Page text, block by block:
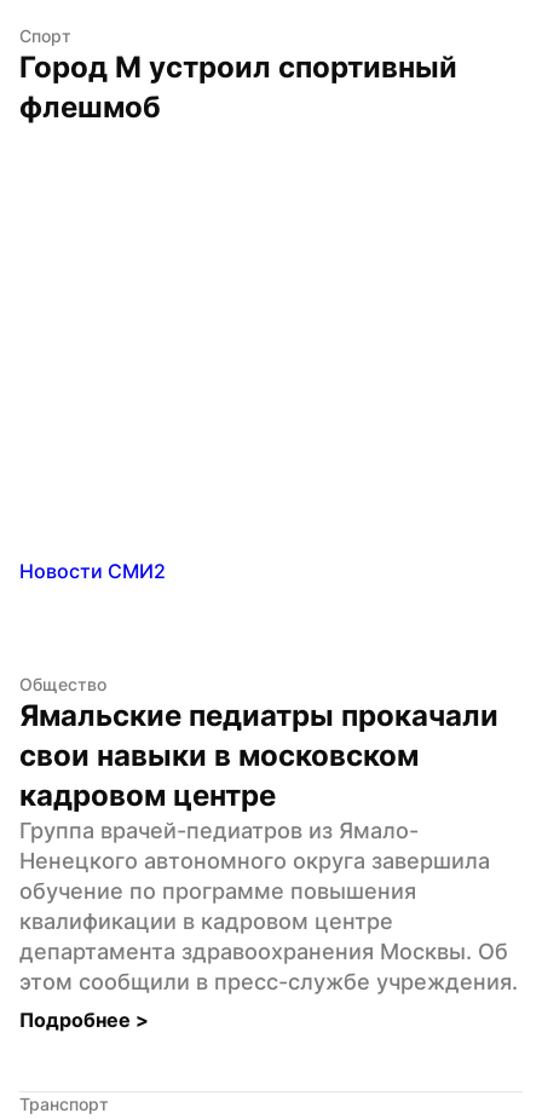
Спорт
Город М устроил спортивный
флешмоб
Новости СМИ2
Общество
Ямальские педиатры прокачали
свои навыки в московском
кадровом центре
Группа врачей-педиатров из Ямало-
Ненецкого автономного округа завершила
обучение по программе повышения
квалификации в кадровом центре
департамента здравоохранения Москвы. Об
этом сообщили в пресс-службе учреждения.
Подробнее >
Транспорт